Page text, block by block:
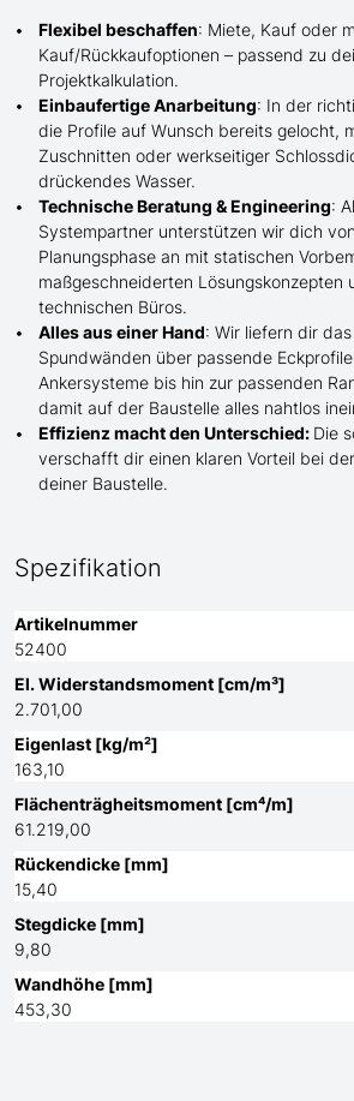
Flexibel beschaffen: Miete, Kauf oder
Kauf/Rückkaufoptionen – passend zu
Projektkalkulation.
Einbaufertige Anarbeitung: In der
die Profile auf Wunsch bereits gelocht,
Zuschnitten oder werkseitiger
drückendes Wasser.
Technische Beratung & Engineering:
Systempartner unterstützen wir dich
Planungsphase an mit statischen
maßgeschneiderten Lösungskonzepten
technischen Büros.
Alles aus einer Hand: Wir liefern dir
Spundwänden über passende
Ankersysteme bis hin zur passenden
damit auf der Baustelle alles nahtlos
Effizienz macht den Unterschied: Die
verschafft dir einen klaren Vorteil bei
deiner Baustelle.
Spezifikation
Artikelnummer
52400
El. Widerstandsmoment [cm/m³]
2.701,00
Eigenlast [kg/m²]
163,10
Flächenträgheitsmoment [cm⁴/m]
61.219,00
Rückendicke [mm]
15,40
Stegdicke [mm]
9,80
Wandhöhe [mm]
453,30